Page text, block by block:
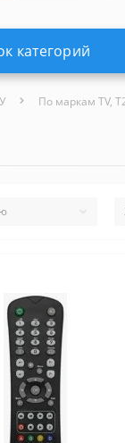
категорий
По маркам TV,